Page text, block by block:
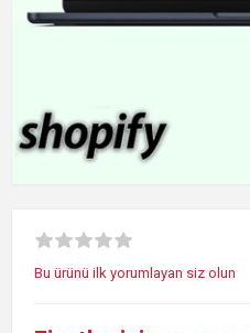
Bu ürünü ilk yorumlayan siz olun